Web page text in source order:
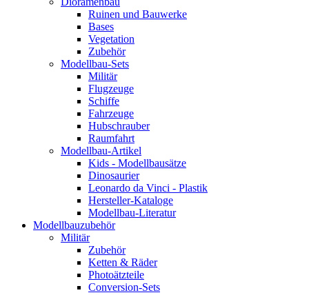
Ruinen und Bauwerke
Bases
Vegetation
Zubehör
Modellbau-Sets
Militär
Flugzeuge
Schiffe
Fahrzeuge
Hubschrauber
Raumfahrt
Modellbau-Artikel
Kids - Modellbausätze
Dinosaurier
Leonardo da Vinci - Plastik
Hersteller-Kataloge
Modellbau-Literatur
Modellbauzubehör
Militär
Zubehör
Ketten & Räder
Photoätzteile
Conversion-Sets